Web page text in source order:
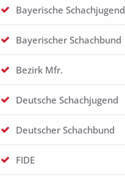
Bayerische Schachjugend
Bayerischer Schachbund
Bezirk Mfr.
Deutsche Schachjugend
Deutscher Schachbund
FIDE